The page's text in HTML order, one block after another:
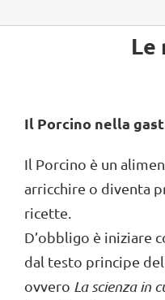
Le
Il Porcino nella
Il Porcino è un
arricchire o diventa
ricette.
D’obbligo è iniziare
dal testo principe
ovvero La scienza in